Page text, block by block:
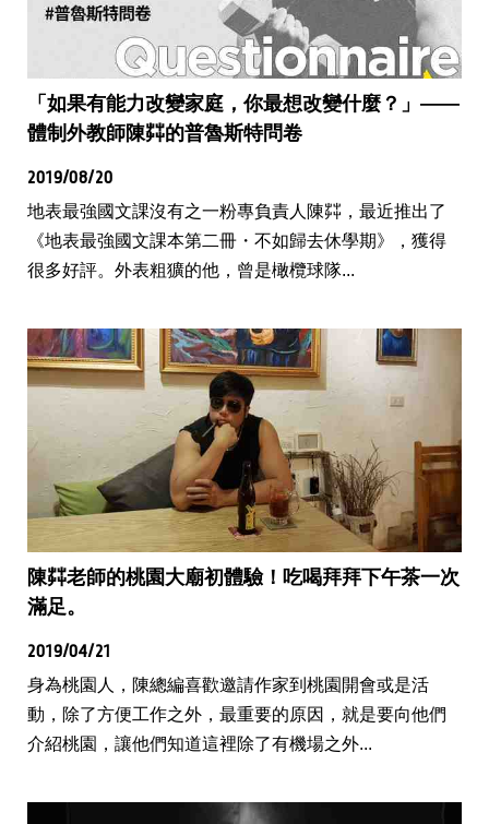
「如果有能力改變家庭，你最想改變什麼？」——
體制外教師陳茻的普魯斯特問卷
2019/08/20
地表最強國文課沒有之一粉專負責人陳茻，最近推出了
《地表最強國文課本第二冊・不如歸去休學期》，獲得
很多好評。外表粗獷的他，曾是橄欖球隊...
陳茻老師的桃園大廟初體驗！吃喝拜拜下午茶一次
滿足。
2019/04/21
身為桃園人，陳總編喜歡邀請作家到桃園開會或是活
動，除了方便工作之外，最重要的原因，就是要向他們
介紹桃園，讓他們知道這裡除了有機場之外...